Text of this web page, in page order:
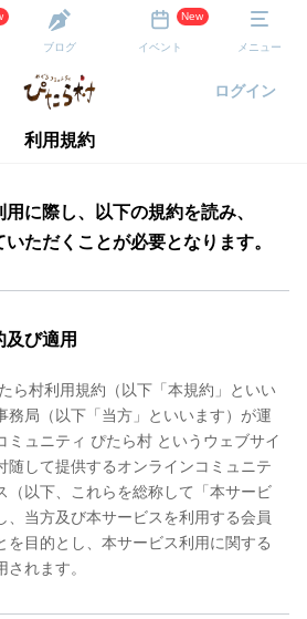
ブログ
New
イベント メニュー
ログイン
利用規約
に際し、以下の規約を読み、
ただくことが必要となります。
び適用
ら村利用規約（以下「本規約」といい
務局（以下「当方」といいます）が運
ミュニティ ぴたら村 というウェブサイ
随して提供するオンラインコミュニテ
（以下、これらを総称して「本サービ
、当方及び本サービスを利用する会員
を目的とし、本サービス利用に関する
れます。